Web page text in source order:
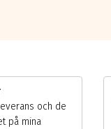
och de
på mina